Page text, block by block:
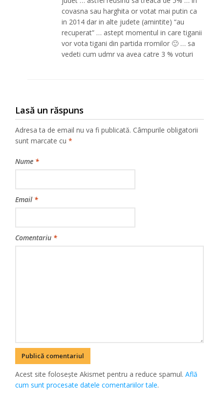
covasna sau harghita or votat mai putin ca
in 2014 dar in alte judete (amintite) “au
recuperat” … astept momentul in care tiganii
vor vota tigani din partida rromilor 🙂 … sa
vedeti cum udmr va avea catre 3 % voturi
Lasă un răspuns
Adresa ta de email nu va fi publicată. Câmpurile obligatorii
sunt marcate cu*
Nume *
Email *
Comentariu *
Acest site folosește Akismet pentru a reduce spamul.Află
cum sunt procesate datele comentariilor tale.